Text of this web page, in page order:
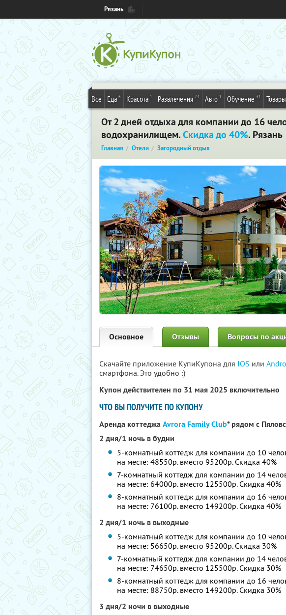
Рязань
Все Еда 6 Красота 1 Развлечения 24 Авто 1 Обучение 31 Товары
От 2 дней отдыха для компании до 16
водохранилищем.Скидка до 40%. Рязань
Главная Отели Загородный отдых
Основное Отзывы Вопросы по
Скачайте приложение КупиКупона для IOS или
смартфона. Это удобно :)
Купон действителен по 31 мая 2025 включительно
ЧТО ВЫ ПОЛУЧИТЕ ПО КУПОНУ
Аренда коттеджаAvrora Family Club* рядом с
2 дня/1 ночь в будни
5-комнатный коттедж для компании до 10
на месте: 48550р. вместо 95200р. Скидка 40%
7-комнатный коттедж для компании до 14
на месте: 64000р. вместо 125500р. Скидка 40%
8-комнатный коттедж для компании до 16
на месте: 76100р. вместо 149200р. Скидка 40%
2 дня/1 ночь в выходные
5-комнатный коттедж для компании до 10
на месте: 56650р. вместо 95200р. Скидка 30%
7-комнатный коттедж для компании до 14
на месте: 74650р. вместо 125500р. Скидка 30%
8-комнатный коттедж для компании до 16
на месте: 88750р. вместо 149200р. Скидка 30%
3 дня/2 ночи в выходные